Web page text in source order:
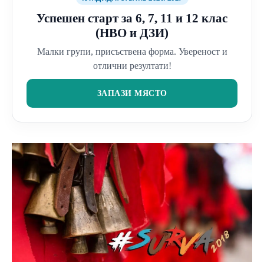
Успешен старт за 6, 7, 11 и 12 клас
(НВО и ДЗИ)
Малки групи, присъствена форма. Увереност и
отлични резултати!
ЗАПАЗИ МЯСТО